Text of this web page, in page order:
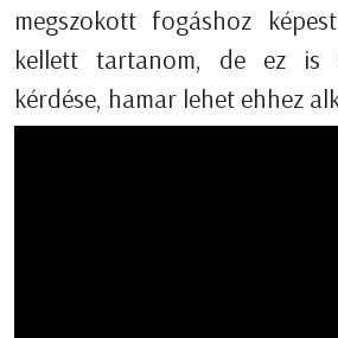
megszokott fogáshoz
kellett tartanom, de ez is
kérdése, hamar lehet ehhez